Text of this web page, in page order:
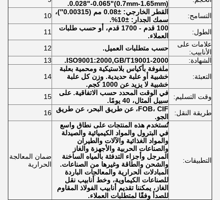
0.028"-0.065"(0.7mm-1.65mm).
التسامح:
القطر الخارجي: ±0.08 مم (0.00315″)،
سمك الجدار: ±10%.
10
الطول:
100 قدم - 1700 قدم، أو حسب طلبات
العملاء.
11
علامات على
الأنابيب:
حسب متطلبات العميل.
12
الشهادة:
ISO9001:2000,GB/T19001-2000.
13
التعبئة:
ملفوفة بأكياس بلاستيكية ومحمية بعلبة
خشبية أو علبة حديدية. وزن كل علبة
خشبية لا يزيد عن 1000 كجم.
14
وقت التسليم:
في الوقت المحدد حسب الاتفاقية. على
سبيل المثال، 40 يومًا.
15
طريقة النقل:
FOB، CIF، عن طريق البحر، عن طريق
الجو.
16
التطبيقات:
تُستخدم هذه المنتجات على نطاق واسع
في البترول والمواد الكيميائية والصيدلة
والمواد الغذائية والآلات والطيران
والصناعات الحربية والأجهزة والغاز
المرجل وأجزاء التدفئة بالمياه الساخنة
والشحن والطاقة وغيرها من الصناعات.
المبادلات الحرارية والمعالجات الباردة
للصناعات الكيماوية، وخط أنابيب نقل
الغاز، يمكننا تقديم أنابيب الفولاذ المقاوم
للصدأ وفقًا لمتطلبات العملاء.
ضمان المعالجة
الحرارية